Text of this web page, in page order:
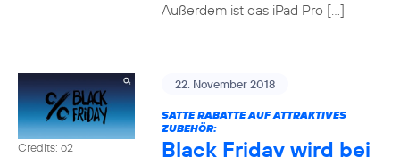
Außerdem ist das iPad Pro […]
Credits: o2
22. November 2018
SATTE RABATTE AUF ATTRAKTIVES
ZUBEHÖR:
Black Friday wird bei